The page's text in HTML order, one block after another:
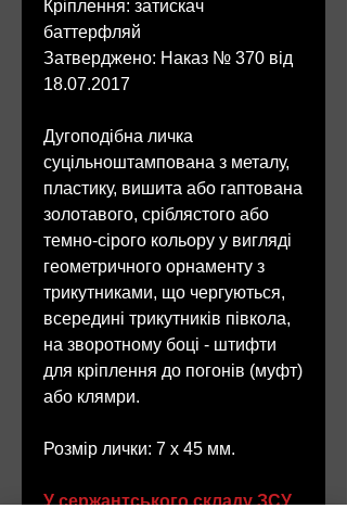
Кріплення: затискач
баттерфляй
Затверджено: Наказ № 370 від
18.07.2017
Дугоподібна личка
суцільноштампована з металу,
пластику, вишита або гаптована
золотавого, сріблястого або
темно-сірого кольору у вигляді
геометричного орнаменту з
трикутниками, що чергуються,
всередині трикутників півкола,
на зворотному боці - штифти
для кріплення до погонів (муфт)
або клямри.
Розмір лички: 7 х 45 мм.
У сержантського складу ЗСУ